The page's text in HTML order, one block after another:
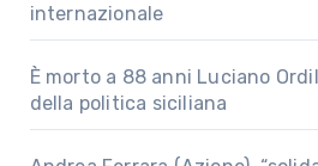
internazionale
È morto a 88 anni Luciano
della politica siciliana